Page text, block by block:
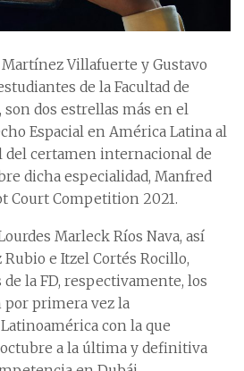
Villafuerte y Gustavo
de la Facultad de
son dos estrellas más en el
Espacial en América Latina al
del certamen internacional de
dicha especialidad, Manfred
Court Competition 2021.
Marleck Ríos Nava, así
e Itzel Cortés Rocillo,
de la FD, respectivamente, los
primera vez la
con la que
a la última y definitiva